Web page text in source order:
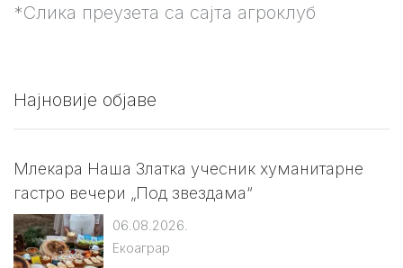
*Слика преузета са сајта агроклуб
Најновије објаве
Млекара Наша Златка учесник хуманитарне
гастро вечери „Под звездама“
06.08.2026.
Екоаграр